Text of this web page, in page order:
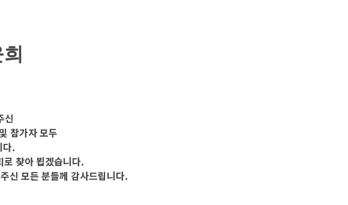
신
참가자 모두
다.
로 찾아 뵙겠습니다.
신 모든 분들께 감사드립니다.